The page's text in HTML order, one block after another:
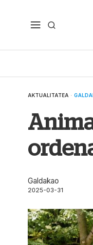
AKTUALITATEA ·
Galdakao
2025-03-31